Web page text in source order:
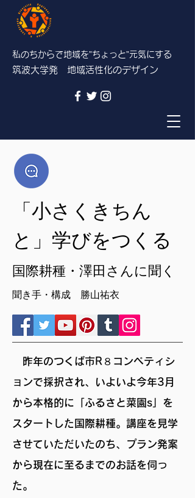
私のちからで地域を”ちょっと”元気にする
筑波大学発 地域活性化のデザイン
「小さくきちん
と」学びをつくる
国際耕種・澤田さんに聞く
聞き手・構成 勝山祐衣
昨年のつくば市R８コンペティシ
ョンで採択され、いよいよ今年3月
から本格的に「ふるさと菜園s」を
スタートした国際耕種。講座を見学
させていただいたのち、プラン発案
から現在に至るまでのお話を伺っ
た。